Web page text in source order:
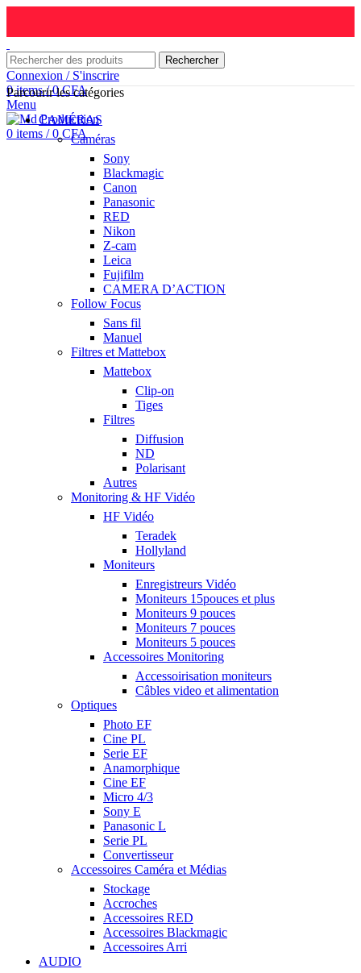
Rechercher
Connexion / S'inscrire
0items / 0CFA
Menu
0 items / 0 CFA
Parcourir les catégories
CAMÉRAS
Caméras
Sony
Blackmagic
Canon
Panasonic
RED
Nikon
Z-cam
Leica
Fujifilm
CAMERA D’ACTION
Follow Focus
Sans fil
Manuel
Filtres et Mattebox
Mattebox
Clip-on
Tiges
Filtres
Diffusion
ND
Polarisant
Autres
Monitoring & HF Vidéo
HF Vidéo
Teradek
Hollyland
Moniteurs
Enregistreurs Vidéo
Moniteurs 15pouces et plus
Moniteurs 9 pouces
Moniteurs 7 pouces
Moniteurs 5 pouces
Accessoires Monitoring
Accessoirisation moniteurs
Câbles video et alimentation
Optiques
Photo EF
Cine PL
Serie EF
Anamorphique
Cine EF
Micro 4/3
Sony E
Panasonic L
Serie PL
Convertisseur
Accessoires Caméra et Médias
Stockage
Accroches
Accessoires RED
Accessoires Blackmagic
Accessoires Arri
AUDIO